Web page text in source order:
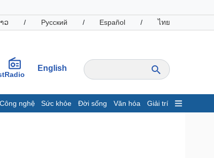
ວ / Русский / Español / ไทย
Radio
English
Công nghệ Sức khỏe Đời sống Văn hóa Giải trí